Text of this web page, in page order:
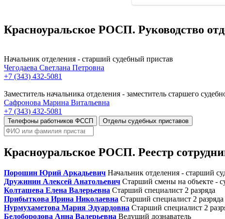
Красноуральское РОСП. Руководство
Начальник отделения - старший судебный пристав
Чегодаева Светлана Петровна
+7 (343) 432-5081
Заместитель начальника отделения - заместитель старшего
Сафронова Марина Витальевна
+7 (343) 432-5081
Телефоны работников ФССП Отделы судебных приставов
Красноуральское РОСП. Реестр
Порошин Юрий Аркадьевич Начальник отделения - старший
Дружинин Алексей Анатольевич Старший смены на объекте -
Колташева Елена Валерьевна Старший специалист 2 разряда
Прибыткова Ирина Николаевна Старший специалист 2
Нурмухаметова Мария Эдуардовна Старший специалист 2
Белобородова Анна Валерьевна Ведущий дознаватель